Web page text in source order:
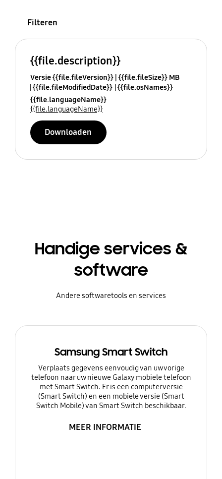
Filteren
{{file.description}}
Versie {{file.fileVersion}} {{file.fileSize}} MB
{{file.fileModifiedDate}} {{file.osNames}}
{{file.languageName}}
{{file.languageName}}
Downloaden
Handige services &
software
Andere softwaretools en services
Samsung Smart Switch
Verplaats gegevens eenvoudig van uw vorige
telefoon naar uw nieuwe Galaxy mobiele telefoon
met Smart Switch. Er is een computerversie
(Smart Switch) en een mobiele versie (Smart
Switch Mobile) van Smart Switch beschikbaar.
MEER INFORMATIE